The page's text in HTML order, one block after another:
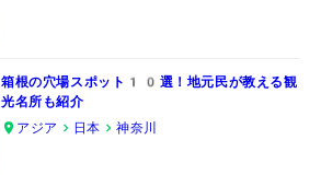
箱根の穴場スポット10選！地元民が教える観
光名所も紹介
アジア
日本 神奈川